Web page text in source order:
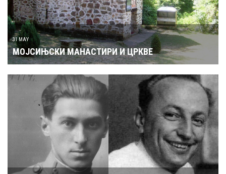
31 MAY
МОЈСИЊСКИ МАНАСТИРИ И ЦРКВЕ